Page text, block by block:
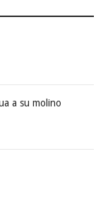
a su molino